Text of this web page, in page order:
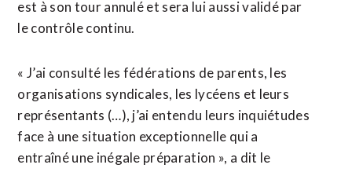
est à son tour annulé et sera lui aussi validé par
le contrôle continu.
« J’ai consulté les fédérations de parents, les
organisations syndicales, les lycéens et leurs
représentants (…), j’ai entendu leurs inquiétudes
face à une situation exceptionnelle qui a
entraîné une inégale préparation », a dit le